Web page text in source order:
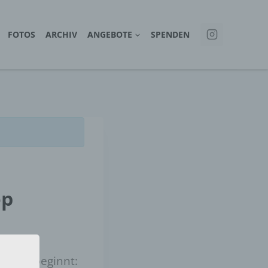
FOTOS ARCHIV ANGEBOTE SPENDEN
beginnt: